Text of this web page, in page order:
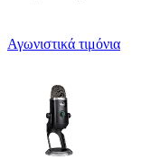
Αγωνιστικά τιμόνια